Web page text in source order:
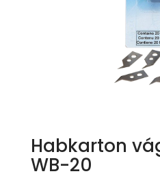
Habkarton
WB-20